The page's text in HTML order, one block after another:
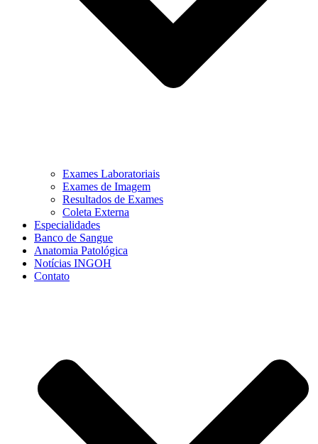
Exames Laboratoriais
Exames de Imagem
Resultados de Exames
Coleta Externa
Especialidades
Banco de Sangue
Anatomia Patológica
Notícias INGOH
Contato